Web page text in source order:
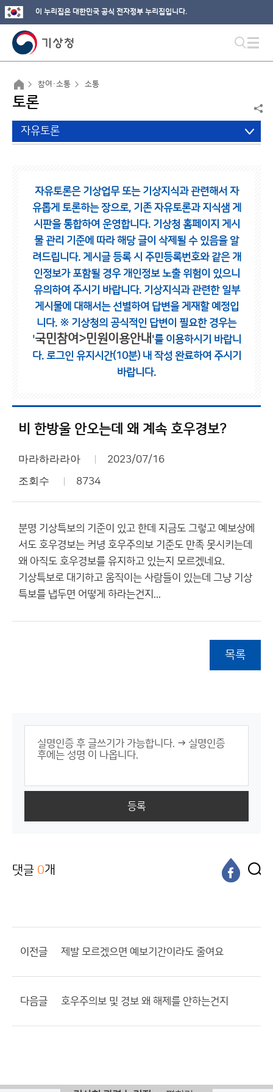
이 누리집은 대한민국 공식 전자정부 누리집입니다.
참여·소통 소통
토론
자유토론
자유토론은 기상업무 또는 기상지식과 관련해서 자
유롭게 토론하는 장으로, 기존 자유토론과 지식샘 게
시판을 통합하여 운영합니다. 기상청 홈페이지 게시
물 관리 기준에 따라 해당 글이 삭제될 수 있음을 알
려드립니다. 게시글 등록 시 주민등록번호와 같은 개
인정보가 포함될 경우 개인정보 노출 위험이 있으니
유의하여 주시기 바랍니다. 기상지식과 관련한 일부
게시물에 대해서는 선별하여 답변을 게재할 예정입
니다. ※ 기상청의 공식적인 답변이 필요한 경우는
'국민참여>민원이용안내 '를 이용하시기 바랍니
다. 로그인 유지시간(10분) 내 작성 완료하여 주시기
바랍니다.
비 한방울 안오는데 왜 계속 호우경보?
마라하라라아 2023/07/16
조회수 8734
분명 기상특보의 기준이 있고 한데 지금도 그렇고 예보상에
서도 호우경보는 커녕 호우주의보 기준도 만족 못시키는데
왜 아직도 호우경보를 유지하고 있는지 모르겠네요.
기상특보로 대기하고 움직이는 사람들이 있는데 그냥 기상
특보를 냅두면 어떻게 하라는건지...
목록
등록
댓글 0개
이전글 제발 모르겠으면 예보기간이라도 줄여요
다음글 호우주의보 및 경보 왜 해제를 안하는건지